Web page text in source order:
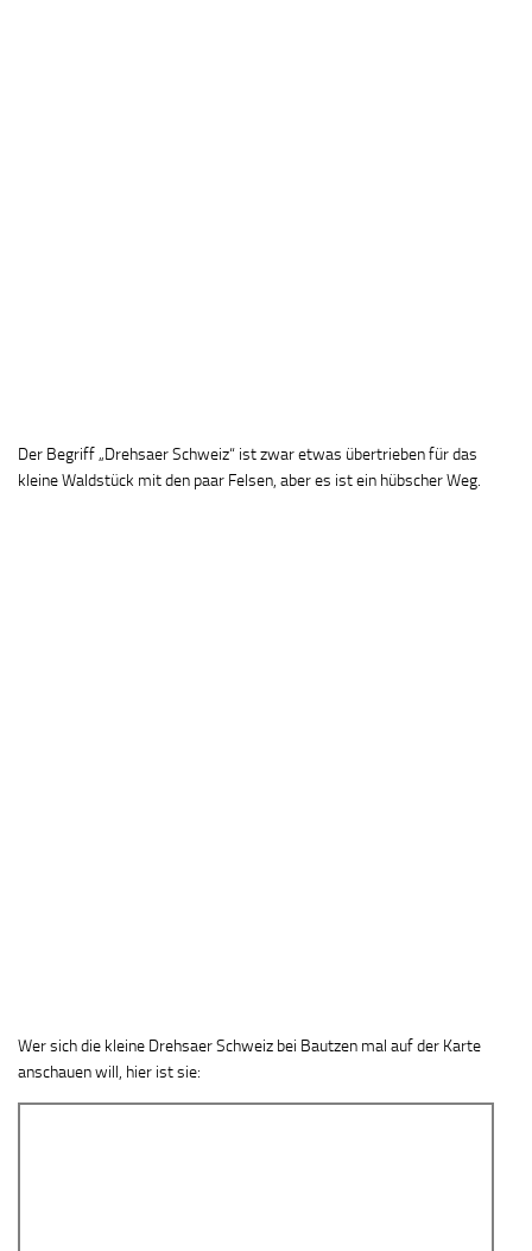
Der Begriff „Drehsaer Schweiz“ ist zwar etwas übertrieben für das
kleine Waldstück mit den paar Felsen, aber es ist ein hübscher Weg.
Wer sich die kleine Drehsaer Schweiz bei Bautzen mal auf der Karte
anschauen will, hier ist sie: